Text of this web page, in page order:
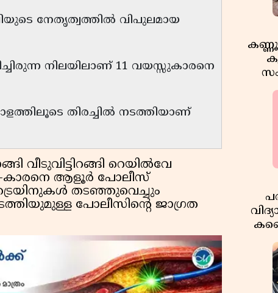
നേതൃത്വത്തിൽ വിപുലമായ
നിലയിലാണ് 11 വയസ്സുകാരനെ
തിരച്ചിൽ നടത്തിയാണ്
വീടുവിട്ടിറങ്ങി റെയിൽവേ
11-കാരനെ ആളൂർ പോലീസ്
തടഞ്ഞുവെച്ചും
പോലീസിൻ്റെ ജാഗ്രത